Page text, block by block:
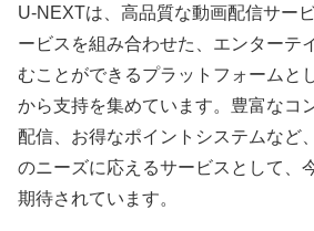
U-NEXTは、高品質な動画配信サー
ービスを組み合わせた、エンターテ
むことができるプラットフォームと
から支持を集めています。豊富なコ
配信、お得なポイントシステムなど
のニーズに応えるサービスとして、
期待されています。